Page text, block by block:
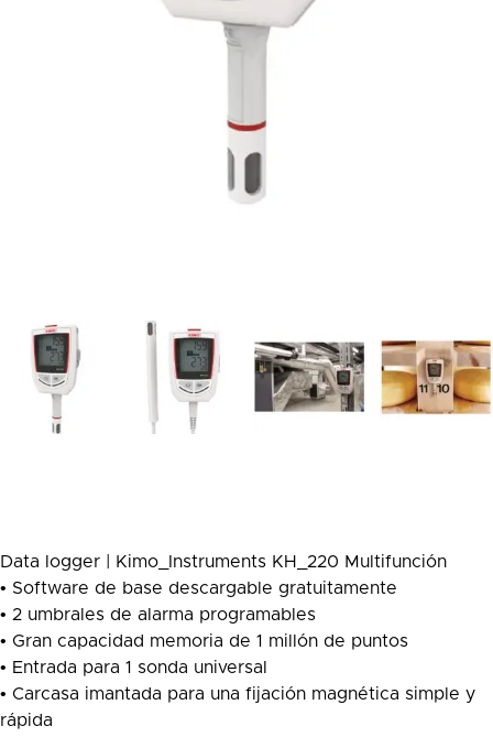
Data logger | Kimo_Instruments KH_220 Multifunción
• Software de base descargable gratuitamente
• 2 umbrales de alarma programables
• Gran capacidad memoria de 1 millón de puntos
• Entrada para 1 sonda universal
• Carcasa imantada para una fijación magnética simple y
rápida